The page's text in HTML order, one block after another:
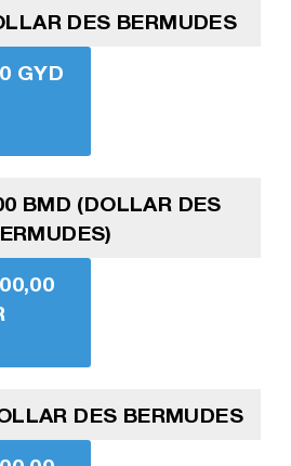
DES BERMUDES
GYD
BMD (DOLLAR DES
DES BERMUDES